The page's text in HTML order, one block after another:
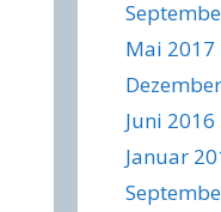
Mai 2017
Juni 2016
Januar